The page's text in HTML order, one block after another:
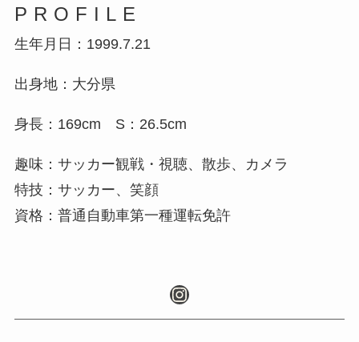
PROFILE
生年月日：1999.7.21
出身地：大分県
身長：169cm S：26.5cm
趣味：サッカー観戦・視聴、散歩、カメラ
特技：サッカー、笑顔
資格：普通自動車第一種運転免許
Instagram